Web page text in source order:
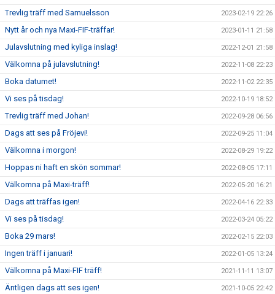
Trevlig träff med Samuelsson 2023-02-19 22:26
Nytt år och nya Maxi-FIF-träffar! 2023-01-11 21:58
Julavslutning med kyliga inslag! 2022-12-01 21:58
Välkomna på julavslutning! 2022-11-08 22:23
Boka datumet! 2022-11-02 22:35
Vi ses på tisdag! 2022-10-19 18:52
Trevlig träff med Johan! 2022-09-28 06:56
Dags att ses på Fröjevi! 2022-09-25 11:04
Välkomna i morgon! 2022-08-29 19:22
Hoppas ni haft en skön sommar! 2022-08-05 17:11
Välkomna på Maxi-träff! 2022-05-20 16:21
Dags att träffas igen! 2022-04-16 22:33
Vi ses på tisdag! 2022-03-24 05:22
Boka 29 mars! 2022-02-15 22:03
Ingen träff i januari! 2022-01-05 13:24
Välkomna på Maxi-FIF träff! 2021-11-11 13:07
Äntligen dags att ses igen! 2021-10-05 22:42